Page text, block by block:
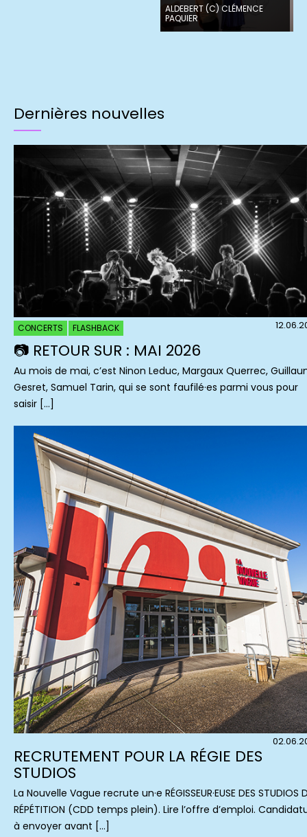
ALDEBERT (C) CLÉMENCE
PAQUIER
Dernières nouvelles
CONCERTS FLASHBACK
📷 RETOUR SUR : MAI 2026
Au mois de mai, c’est Ninon Leduc, Margaux Querrec,
Gesret, Samuel Tarin, qui se sont faufilé·es parmi vous pour
saisir […]
RECRUTEMENT POUR LA RÉGIE DES
STUDIOS
La Nouvelle Vague recrute un·e RÉGISSEUR·EUSE DES STUDIOS
RÉPÉTITION (CDD temps plein). Lire l’offre d’emploi.
à envoyer avant […]